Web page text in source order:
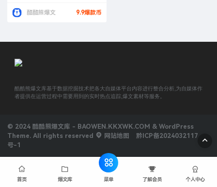
酷酷熊爆文 9.9爆款币
酷酷熊爆文库基于数据挖掘技术把各大自媒体平台内容进行整合分析,为自媒体作
者提供在运营过程中需要用到的实时热点追踪,爆文素材等服务。
© 2024 酷酷熊爆文库 - BAOWEN.KKXWK.COM & WordPress
Theme. All rights reserved
网站地图
黔ICP备2024032117
号-1
首页 爆文库 菜单 了解会员 个人中心